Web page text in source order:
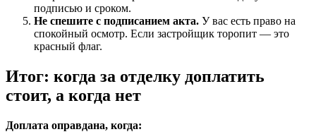
подписью и сроком.
Не спешите с подписанием акта. У вас есть право на
спокойный осмотр. Если застройщик торопит — это
красный флаг.
Итог: когда за отделку доплатить
стоит, а когда нет
Доплата оправдана, когда: